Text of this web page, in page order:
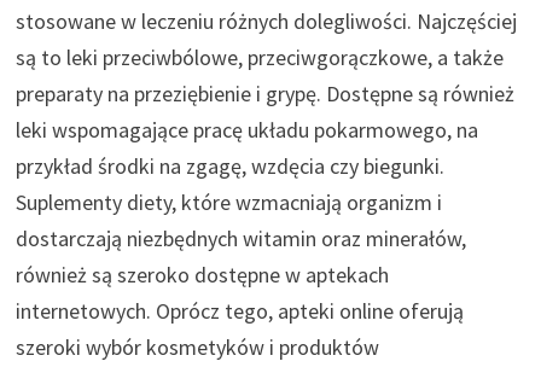
stosowane w leczeniu różnych dolegliwości. Najczęściej
są to leki przeciwbólowe, przeciwgorączkowe, a także
preparaty na przeziębienie i grypę. Dostępne są również
leki wspomagające pracę układu pokarmowego, na
przykład środki na zgagę, wzdęcia czy biegunki.
Suplementy diety, które wzmacniają organizm i
dostarczają niezbędnych witamin oraz minerałów,
również są szeroko dostępne w aptekach
internetowych. Oprócz tego, apteki online oferują
szeroki wybór kosmetyków i produktów